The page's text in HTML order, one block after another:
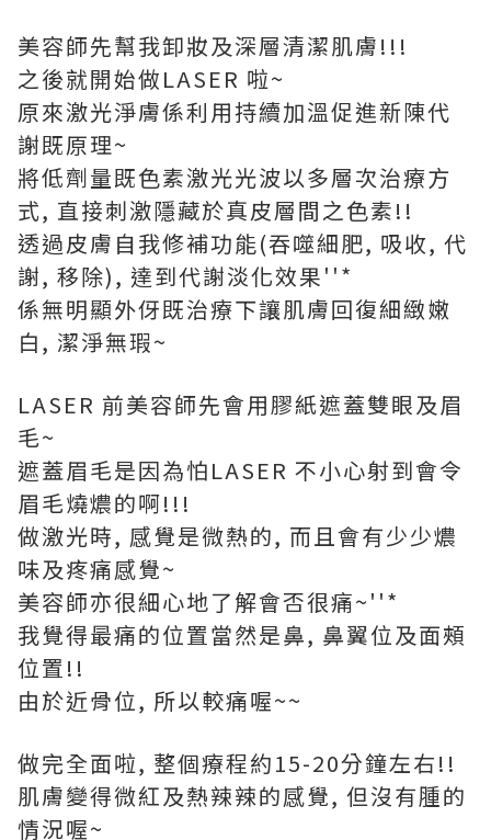
美容師先幫我卸妝及深層清潔肌膚!!!
之後就開始做LASER 啦~
原來激光淨膚係利用持續加溫促進新陳代
謝既原理~
將低劑量既色素激光光波以多層次治療方
式, 直接刺激隱藏於真皮層間之色素!!
透過皮膚自我修補功能(吞噬細肥, 吸收, 代
謝, 移除), 達到代謝淡化效果''*
係無明顯外伢既治療下讓肌膚回復細緻嫩
白, 潔淨無瑕~
LASER 前美容師先會用膠紙遮蓋雙眼及眉
毛~
遮蓋眉毛是因為怕LASER 不小心射到會令
眉毛燒燶的啊!!!
做激光時, 感覺是微熱的, 而且會有少少燶
味及疼痛感覺~
美容師亦很細心地了解會否很痛~''*
我覺得最痛的位置當然是鼻, 鼻翼位及面頰
位置!!
由於近骨位, 所以較痛喔~~
做完全面啦, 整個療程約15-20分鐘左右!!
肌膚變得微紅及熱辣辣的感覺, 但沒有腫的
情況喔~